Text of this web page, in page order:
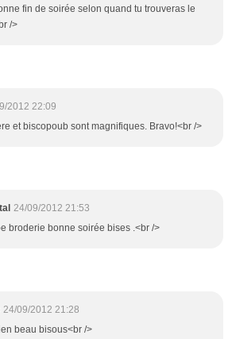
fin de soirée selon quand tu trouveras le
/>
2012 22:09
et biscopoub sont magnifiques. Bravo!<br />
24/09/2012 21:53
broderie bonne soirée bises .<br />
24/09/2012 21:28
beau bisous<br />